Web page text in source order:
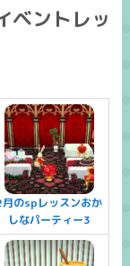
ベントレッ
月のspレッスンおか
しなパーティー3